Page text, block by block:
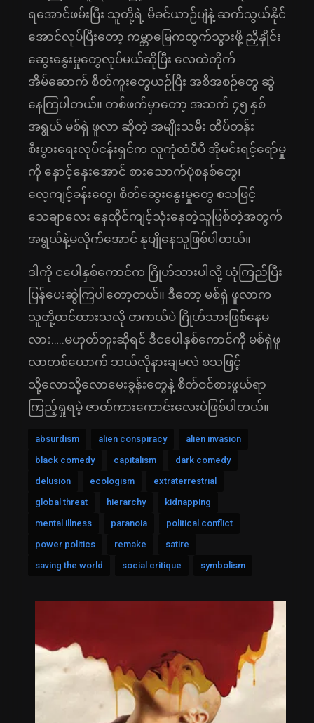
ရအောင်ဖမ်းပြီး သူတို့ရဲ့ မိခင်ယာဉ်ပျံနဲ့ ဆက်သွယ်နိုင်
အောင်လုပ်ပြီးတော့ ကမ္ဘာမြေကထွက်သွားဖို့ ညှိနှိုင်း
ဆွေးနွေးမှုတွေလုပ်မယ်ဆိုပြီး လေထဲတိုက်
အိမ်ဆောက် စိတ်ကူးတွေယဉ်ပြီး အစီအစဉ်တွေ ဆွဲ
နေကြပါတယ်။ တစ်ဖက်မှာတော့ အသက် ၄၅ နှစ်
အရွယ် မစ်ရှဲ ဖူလာ ဆိုတဲ့ အမျိုးသမီး ထိပ်တန်း
စီးပွားရေးလုပ်ငန်းရှင်က လူကုံထံပီပီ အိုမင်းရင့်ရော်မှု
ကို နှောင့်နှေးအောင် စားသောက်ပုံစနစ်တွေ၊
လေ့ကျင့်ခန်းတွေ၊ စိတ်ဆွေးနွေးမှုတွေ စသဖြင့်
သေချာလေး နေထိုင်ကျင့်သုံးနေတဲ့သူဖြစ်တဲ့အတွက်
အရွယ်နဲ့မလိုက်အောင် နုပျိုနေသူဖြစ်ပါတယ်။
ဒါကို ငပေါနှစ်ကောင်က ဂြိုဟ်သားပါလို့ ယုံကြည်ပြီး
ပြန်ပေးဆွဲကြပါတော့တယ်။ ဒီတော့ မစ်ရှဲ ဖူလာက
သူတို့ထင်ထားသလို တကယ်ပဲ ဂြိုဟ်သားဖြစ်နေမ
လား…..မဟုတ်ဘူးဆိုရင် ဒီငပေါနှစ်ကောင်ကို မစ်ရှဲဖူ
လာတစ်ယောက် ဘယ်လိုနားချမလဲ စသဖြင့်
သို့လောသို့လောမေးခွန်းတွေနဲ့ စိတ်ဝင်စားဖွယ်ရာ
ကြည့်ရှုရမဲ့ ဇာတ်ကားကောင်းလေးပဲဖြစ်ပါတယ်။
absurdism alien conspiracy
alien invasion
black comedy
capitalism
dark comedy
delusion
ecologism
extraterrestrial
global threat
hierarchy
kidnapping
mental illness
paranoia
political conflict
power politics
remake
satire
saving the world
social critique symbolism